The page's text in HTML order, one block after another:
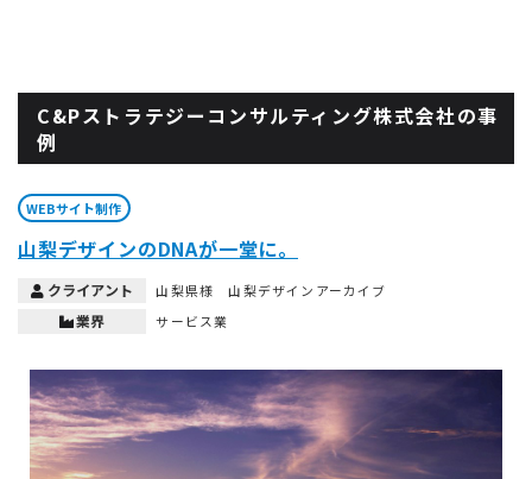
C&Pストラテジーコンサルティング株式会社の事
例
WEBサイト制作
山梨デザインのDNAが一堂に。
クライアント 山梨県様 山梨デザインアーカイブ
業界 サービス業